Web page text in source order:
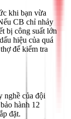
khi bạn vừa
CB chỉ nhảy
bị công suất lớn
hiệu của quá
để kiểm tra
nghề của đội
hành 12
đặt.